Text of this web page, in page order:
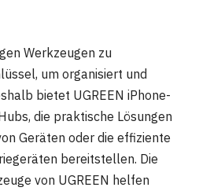
Werkzeugen zu
um organisiert und
bietet UGREEN iPhone-
die praktische Lösungen
Geräten oder die effiziente
bereitstellen. Die
von UGREEN helfen